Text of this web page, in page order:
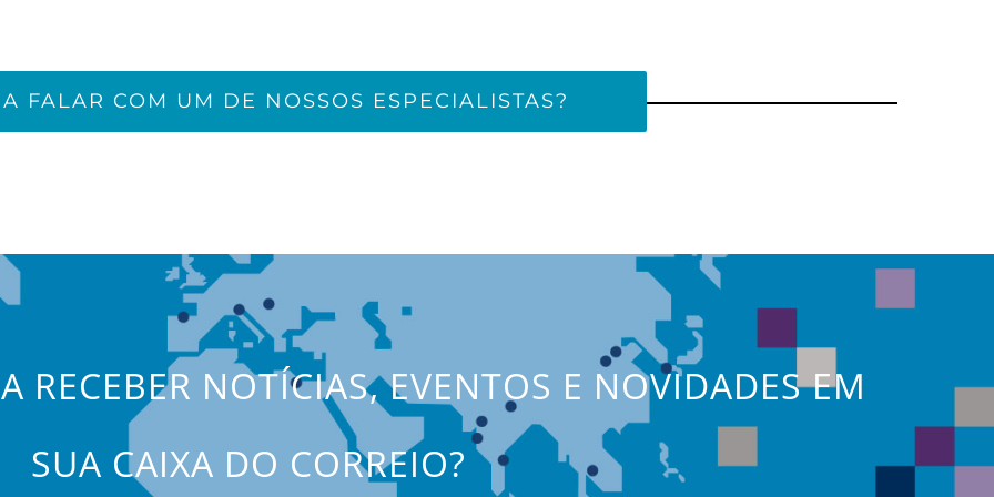
FALAR COM UM DE NOSSOS ESPECIALISTAS?
RECEBER NOTÍCIAS, EVENTOS E NOVIDADES EM
SUA CAIXA DO CORREIO?